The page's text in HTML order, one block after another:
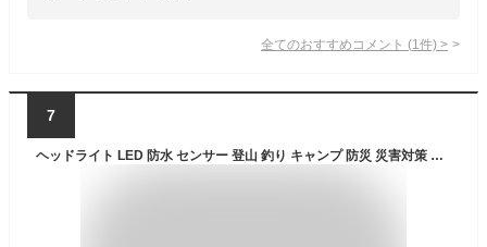
全てのおすすめコメント (1 件) >
7
ヘッドライト LED 防水 センサー 登山 釣り キャンプ 防災 災害対策 明るい 300ルーメン LEDヘッドライト ヘッドランプ LEDヘッドランプ LEDライト WAQ-H1 【1年保証】